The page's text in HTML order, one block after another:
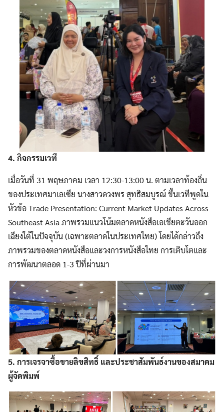
Search
4. กิจกรรมเวที
เมื่อวันที่ 31 พฤษภาคม เวลา 12:30-13:00 น. ตามเวลาท้องถิ่น
ของประเทศมาเลเซีย นางสาวดวงพร สุทธิสมบูรณ์ ขึ้นเวทีพูดใน
หัวข้อ Trade Presentation: Current Market Updates Across
Southeast Asia ภาพรวมแนวโน้มตลาดหนังสือเอเชียตะวันออก
เฉียงใต้ในปัจจุบัน (เฉพาะตลาดในประเทศไทย) โดยได้กล่าวถึง
ภาพรวมของตลาดหนังสือและวงการหนังสือไทย การเติบโตและ
การพัฒนาตลอด 1-3 ปีที่ผ่านมา
5. การเจรจาซื้อขายลิขสิทธิ์ และประชาสัมพันธ์งานของสมาคม
ผู้จัดพิมพ์